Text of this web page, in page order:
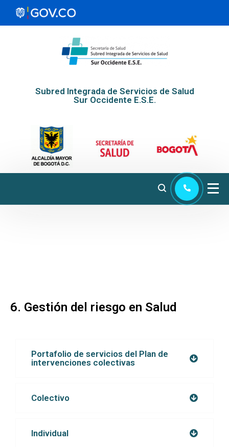
Subred Integrada de Servicios de Salud
Sur Occidente E.S.E.
Participa
Educación al paciente
6. Gestión del riesgo en Salud
Portafolio de servicios del Plan de
intervenciones colectivas
Colectivo
Individual